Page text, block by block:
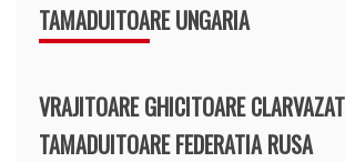
TAMADUITOARE UNGARIA
VRAJITOARE GHICITOARE
TAMADUITOARE FEDERATIA RUSA